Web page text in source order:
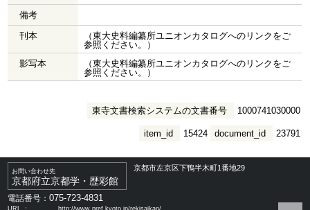
備考
刊本
（東大史料編纂所ユニオンカタログへのリンクをご
参照ください。）
影写本
（東大史料編纂所ユニオンカタログへのリンクをご
参照ください。）
東寺文書検索システムの文書番号 1000741030000
document_id 23791
item_id 15424
お問い合わせ先
京都府立京都学・歴彩館
京都市左京区下鴨半木町1番地29
電話番号：075-723-4831
URL ： http://www.pref.kyoto.jp/rekisaikan/